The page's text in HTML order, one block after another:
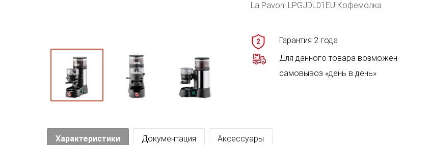
La Pavoni LPGJDL01EU Кофемолка
2
Гарантия 2 года
Для данного товара возможен
самовывоз «день в день»
Характеристики Документация Аксессуары